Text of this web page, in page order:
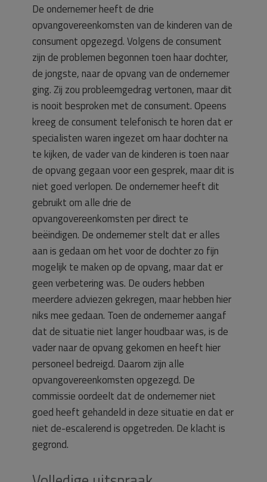
De ondernemer heeft de drie
opvangovereenkomsten van de kinderen van de
consument opgezegd. Volgens de consument
zijn de problemen begonnen toen haar dochter,
de jongste, naar de opvang van de ondernemer
ging. Zij zou probleemgedrag vertonen, maar dit
is nooit besproken met de consument. Opeens
kreeg de consument telefonisch te horen dat er
specialisten waren ingezet om haar dochter na
te kijken, de vader van de kinderen is toen naar
de opvang gegaan voor een gesprek, maar dit is
niet goed verlopen. De ondernemer heeft dit
gebruikt om alle drie de
opvangovereenkomsten per direct te
beëindigen. De ondernemer stelt dat er alles
aan is gedaan om het voor de dochter zo fijn
mogelijk te maken op de opvang, maar dat er
geen verbetering was. De ouders hebben
meerdere adviezen gekregen, maar hebben hier
niks mee gedaan. Toen de ondernemer aangaf
dat de situatie niet langer houdbaar was, is de
vader naar de opvang gekomen en heeft hier
personeel bedreigd. Daarom zijn alle
opvangovereenkomsten opgezegd. De
commissie oordeelt dat de ondernemer niet
goed heeft gehandeld in deze situatie en dat er
niet de-escalerend is opgetreden. De klacht is
gegrond.